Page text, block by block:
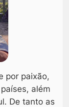
por paixão,
além
De tanto as